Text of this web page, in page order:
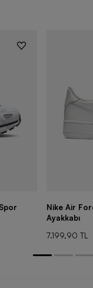
Nike Air
Ayakkabı
7.199,90 TL